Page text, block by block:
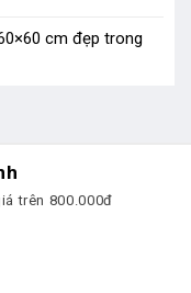
cm đẹp trong
trên 800.000đ